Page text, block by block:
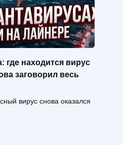
где находится вирус
заговорил весь
вирус снова оказался